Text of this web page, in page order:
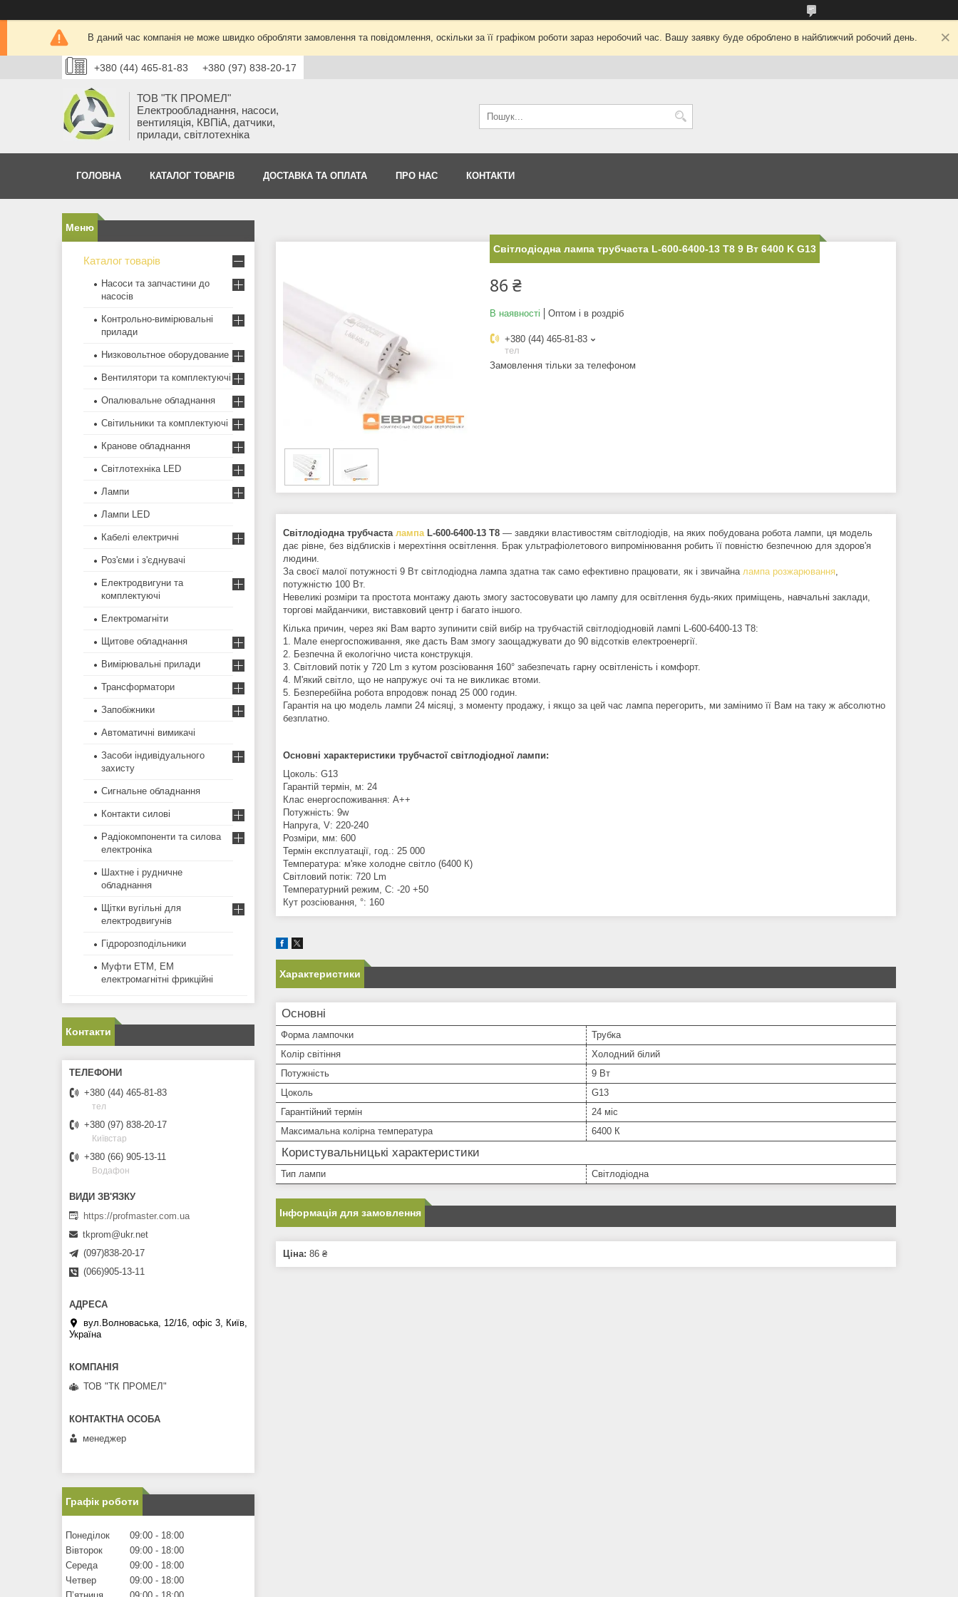
В даний час компанія не може швидко обробляти замовлення та повідомлення, оскільки за її графіком роботи зараз неробочий час. Вашу заявку буде оброблено в найближчий робочий день.
+380 (44) 465-81-83 +380 (97) 838-20-17
ТОВ "ТК ПРОМЕЛ"
Електрообладнання, насоси,
вентиляція, КВПіА, датчики,
прилади, світлотехніка
ГОЛОВНА КАТАЛОГ ТОВАРІВ ДОСТАВКА ТА ОПЛАТА ПРО НАС КОНТАКТИ
Світлодіодна лампа трубчаста L-600-6400-13 T8 9 Вт 6400 K G13
86 ₴
В наявності Оптом і в роздріб
+380 (44) 465-81-83
тел
Замовлення тільки за телефоном
Світлодіодна трубчаста лампаL-600-6400-13 T8 — завдяки властивостям світлодіодів, на яких побудована робота лампи, ця модель
дає рівне, без відблисків і мерехтіння освітлення. Брак ультрафіолетового випромінювання робить її повністю безпечною для здоров'я
людини.
За своєї малої потужності 9 Вт світлодіодна лампа здатна так само ефективно працювати, як і звичайна лампа розжарювання,
потужністю 100 Вт.
Невеликі розміри та простота монтажу дають змогу застосовувати цю лампу для освітлення будь-яких приміщень, навчальні заклади,
торгові майданчики, виставковий центр і багато іншого.
Кілька причин, через які Вам варто зупинити свій вибір на трубчастій світлодіодновій лампі L-600-6400-13 T8:
1. Мале енергоспоживання, яке дасть Вам змогу заощаджувати до 90 відсотків електроенергії.
2. Безпечна й екологічно чиста конструкція.
3. Світловий потік у 720 Lm з кутом розсіювання 160° забезпечать гарну освітленість і комфорт.
4. М'який світло, що не напружує очі та не викликає втоми.
5. Безперебійна робота впродовж понад 25 000 годин.
Гарантія на цю модель лампи 24 місяці, з моменту продажу, і якщо за цей час лампа перегорить, ми замінимо її Вам на таку ж абсолютно
безплатно.
Основні характеристики трубчастої світлодіодної лампи:
Цоколь: G13
Гарантій термін, м: 24
Клас енергоспоживання: A++
Потужність: 9w
Напруга, V: 220-240
Розміри, мм: 600
Термін експлуатації, год.: 25 000
Температура: м'яке холодне світло (6400 К)
Світловий потік: 720 Lm
Температурний режим, C: -20 +50
Кут розсіювання, °: 160
Характеристики
Основні
Форма лампочки
Трубка
Колір світіння
Холодний білий
Потужність
9 Вт
Цоколь
G13
Гарантійний термін
24 міс
Максимальна колірна температура
6400 К
Користувальницькі характеристики
Тип лампи Світлодіодна
Інформація для замовлення
Ціна: 86 ₴
Каталог товарів
Насоси та запчастини до
насосів
Контрольно-вимірювальні
прилади
Низковольтное оборудование
Вентилятори та комплектуючі
Опалювальне обладнання
Світильники та комплектуючі
Кранове обладнання
Світлотехніка LED
Лампи
Лампи LED
Кабелі електричні
Роз'єми і з'єднувачі
Електродвигуни та
комплектуючі
Електромагніти
Щитове обладнання
Вимірювальні прилади
Трансформатори
Запобіжники
Автоматичні вимикачі
Засоби індивідуального
захисту
Сигнальне обладнання
Контакти силові
Радіокомпоненти та силова
електроніка
Шахтне і рудничне
обладнання
Щітки вугільні для
електродвигунів
Гідророзподільники
Муфти ЕТМ, ЕМ
електромагнітні фрикційні
Контакти
+380 (44) 465-81-83
тел
+380 (97) 838-20-17
Київстар
+380 (66) 905-13-11
Водафон
https://profmaster.com.ua
tkprom@ukr.net
(097)838-20-17
(066)905-13-11
вул.Волноваська, 12/16, офіс 3, Київ,
Україна
ТОВ "ТК ПРОМЕЛ"
менеджер
Графік роботи
Понеділок 09:00
18:00
Вівторок
09:00
18:00
Середа
09:00
18:00
Четвер
09:00
18:00